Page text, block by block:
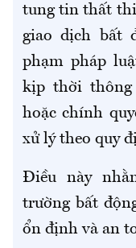
tung tin thất
giao dịch bất
phạm pháp
kịp thời thông
hoặc chính
xử lý theo quy
Điều này
trường bất
ổn định và an